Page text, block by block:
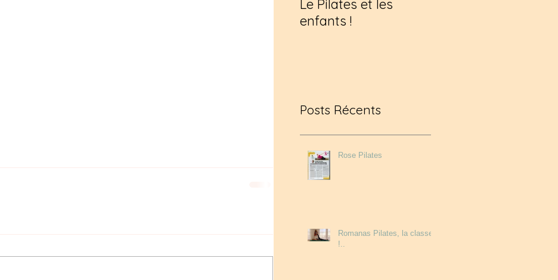
Le Pilates et les
enfants !
Posts Récents
Rose Pilates
Romanas Pilates, la classe
!..